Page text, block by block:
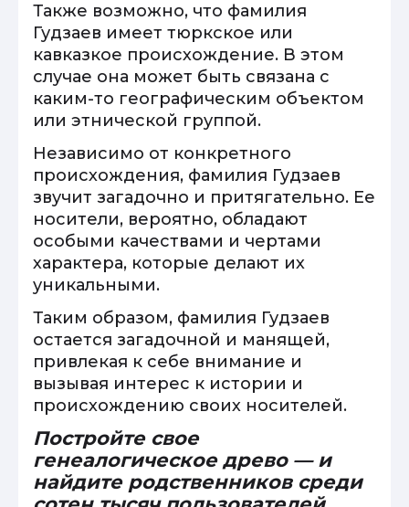
Также возможно, что фамилия
Гудзаев имеет тюркское или
кавказкое происхождение. В этом
случае она может быть связана с
каким-то географическим объектом
или этнической группой.
Независимо от конкретного
происхождения, фамилия Гудзаев
звучит загадочно и притягательно. Ее
носители, вероятно, обладают
особыми качествами и чертами
характера, которые делают их
уникальными.
Таким образом, фамилия Гудзаев
остается загадочной и манящей,
привлекая к себе внимание и
вызывая интерес к истории и
происхождению своих носителей.
Постройте свое
генеалогическое древо — и
найдите родственников среди